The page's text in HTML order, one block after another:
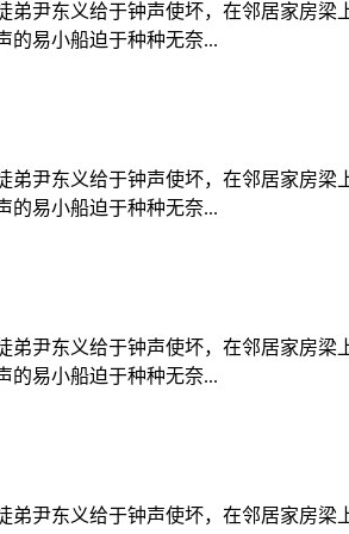
弟尹东义给于钟声使坏，在邻居家房梁
的易小船迫于种种无奈...
弟尹东义给于钟声使坏，在邻居家房梁
的易小船迫于种种无奈...
弟尹东义给于钟声使坏，在邻居家房梁
的易小船迫于种种无奈...
弟尹东义给于钟声使坏，在邻居家房梁